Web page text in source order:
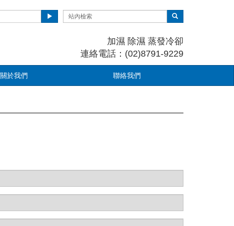
加濕 除濕 蒸發冷卻
連絡電話：(02)8791-9229
關於我們 聯絡我們